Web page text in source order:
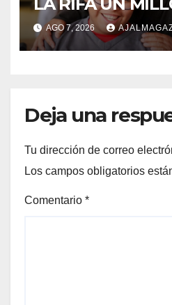
AMIGOS HOY
MAÑANA POR
AGO 7, 2026
Deja una
Tu dirección de correo
Los campos obligatorios
Comentario *